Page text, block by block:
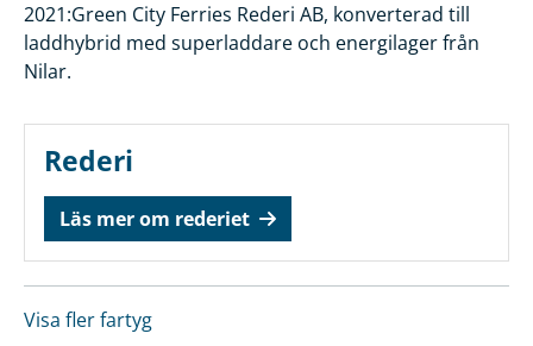
2021:Green City Ferries Rederi AB, konverterad till
laddhybrid med superladdare och energilager från
Nilar.
Rederi
Läs mer om rederiet
Visa fler fartyg